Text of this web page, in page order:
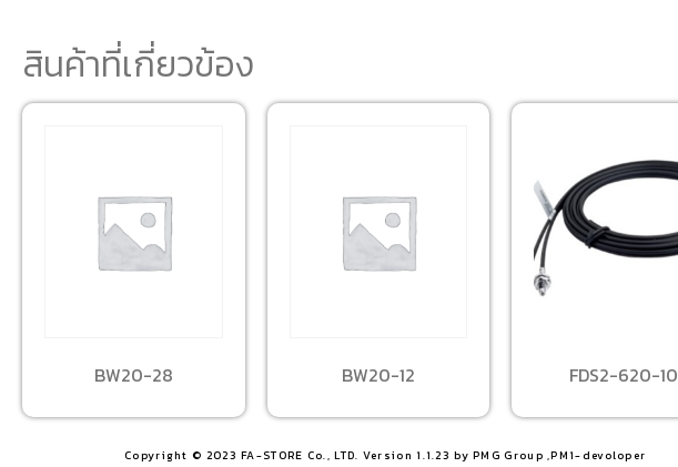
สินค้าที่เกี่ยวข้อง
BW20-28 BW20-12 FDS2-620-10
Copyright © 2023 FA-STORE Co., LTD. Version 1.1.23 by PMG Group ,PM1-devoloper​